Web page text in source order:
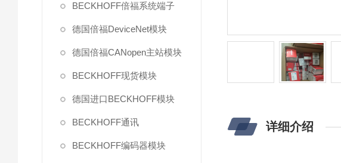
BECKHOFF倍福系统端子
德国倍福DeviceNet模块
德国倍福CANopen主站模块
BECKHOFF现货模块
德国进口BECKHOFF模块
BECKHOFF通讯
BECKHOFF编码器模块
详细介绍